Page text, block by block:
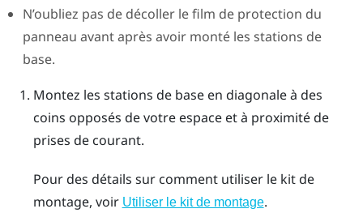
N’oubliez pas de décoller le film de protection du
panneau avant après avoir monté les stations de
base.
Montez les stations de base en diagonale à des
coins opposés de votre espace et à proximité de
prises de courant.
Pour des détails sur comment utiliser le kit de
montage, voir Utiliser le kit de montage.